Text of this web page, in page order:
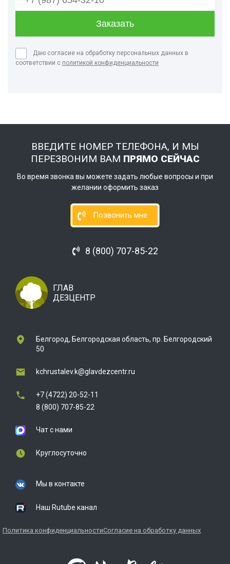
Даю согласие на обработку персональных данных в
соответствии с политикой конфиденциальности
ВВЕДИТЕ НОМЕР ТЕЛЕФОНА, И МЫ
ПЕРЕЗВОНИМ ВАМ ПРЯМО СЕЙЧАС
Во время звонка вы можете задать любые вопросы и при
желании оформить заказ
Позвонить мне
8 (800) 707-85-22
ГЛАВ
ДЕЗЦЕНТР
Белгород, Белгородская область, пр. Белгородский
50
kchrustalev.k@glavdezcentr.ru
+7 (4722) 20-52-11
8 (800) 707-85-22
Чат с нами
Круглосуточно
Мы в контакте
Наш Rutube канал
Политика конфиденциальностиСогласие на обработку данных